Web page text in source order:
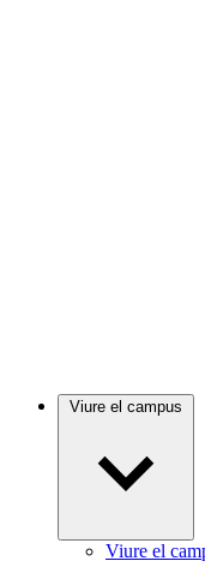
Viure el campus
Viure el